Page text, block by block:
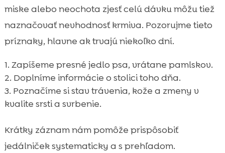
miske alebo neochota zjesť celú dávku môžu tiež
naznačovať nevhodnosť krmiva. Pozorujme tieto
príznaky, hlavne ak trvajú niekoľko dní.
Zapíšeme presné jedlo psa, vrátane pamlskov.
Doplníme informácie o stolici toho dňa.
Poznačíme si stav trávenia, kože a zmeny v
kvalite srsti a svrbenie.
Krátky záznam nám pomôže prispôsobiť
jedálniček systematicky a s prehľadom.